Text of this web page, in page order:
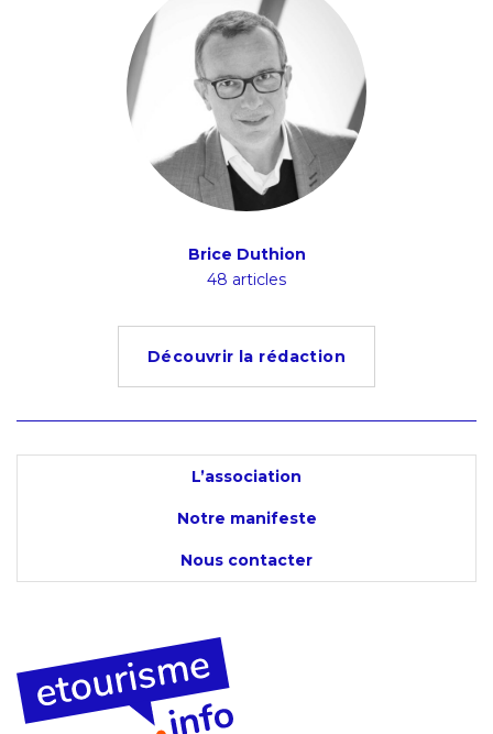
Brice Duthion
48 articles
Découvrir la rédaction
L’association
Notre manifeste
Nous contacter